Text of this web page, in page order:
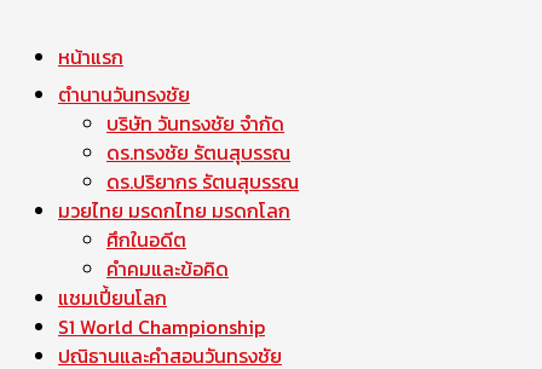
หน้าแรก
ตำนานวันทรงชัย
บริษัท วันทรงชัย จำกัด
ดร.ทรงชัย รัตนสุบรรณ
ดร.ปริยากร รัตนสุบรรณ
มวยไทย มรดกไทย มรดกโลก
ศึกในอดีต
คำคมและข้อคิด
แชมเปี้ยนโลก
S1 World Championship
ปณิธานและคำสอนวันทรงชัย